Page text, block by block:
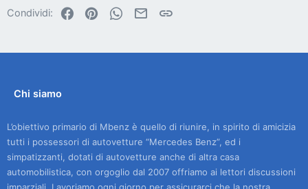
Condividi: FacebookPinterestWhatsApp
Email
Chi siamo
L’obiettivo primario di Mbenz è quello di riunire, in spirito di amicizia
tutti i possessori di autovetture “Mercedes Benz”, ed i
simpatizzanti, dotati di autovetture anche di altra casa
automobilistica, con orgoglio dal 2007 offriamo ai lettori discussioni